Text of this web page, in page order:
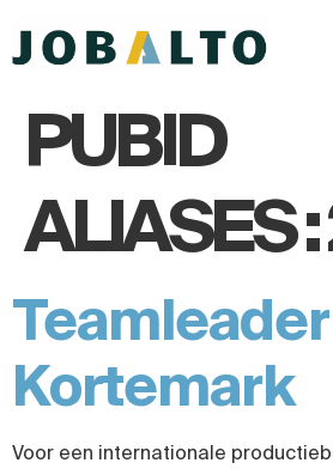
PUBID
ALIASES :
Teamleader
Kortemark
Voor een internationale